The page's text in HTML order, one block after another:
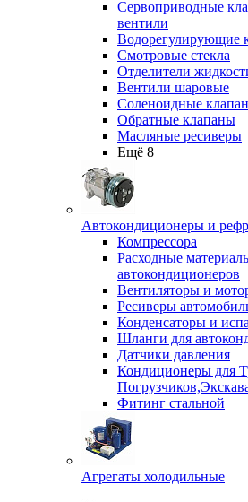
Сервоприводные
вентили
Водорегулирующие
Смотровые стекла
Отделители
Вентили шаровые
Соленоидные
Обратные клапаны
Масляные ресиверы
Ещё 8
Автокондиционеры и
Компрессора
Расходные
автокондиционеров
Вентиляторы и
Ресиверы
Конденсаторы и
Шланги для
Датчики давления
Кондиционеры для
Фитинг стальной
Агрегаты холодильные